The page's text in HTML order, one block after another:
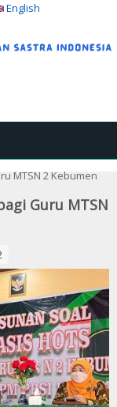
English
MTSN 2 Kebumen
Guru MTSN